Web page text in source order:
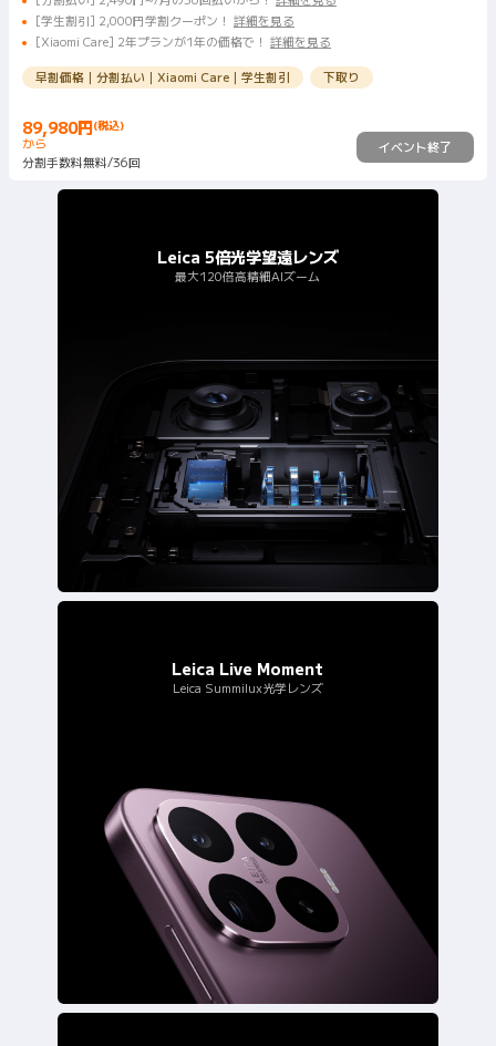
[学生割引] 2,000円学割クーポン！
詳細を見る
[Xiaomi Care] 2年プランが1年の価格で！
詳細を見る
早割価格｜分割払い｜Xiaomi Care｜学生割引 下取り
89,980円 (税込)
Current Price 円89980
から
分割手数料無料/36回
イベント終了
Leica 5倍光学望遠レンズ
最大120倍高精細AIズーム
Leica Summilux光学レンズ